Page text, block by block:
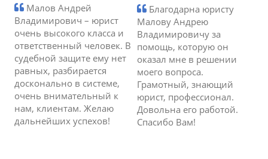
Малов Андрей
Владимирович – юрист
очень высокого класса и
ответственный человек. В
судебной защите ему нет
равных, разбирается
досконально в системе,
очень внимательный к
нам, клиентам. Желаю
дальнейших успехов!
Благодарна юристу
Малову Андрею
Владимировичу за
помощь, которую он
оказал мне в решении
моего вопроса.
Грамотный, знающий
юрист, профессионал.
Довольна его работой.
Спасибо Вам!